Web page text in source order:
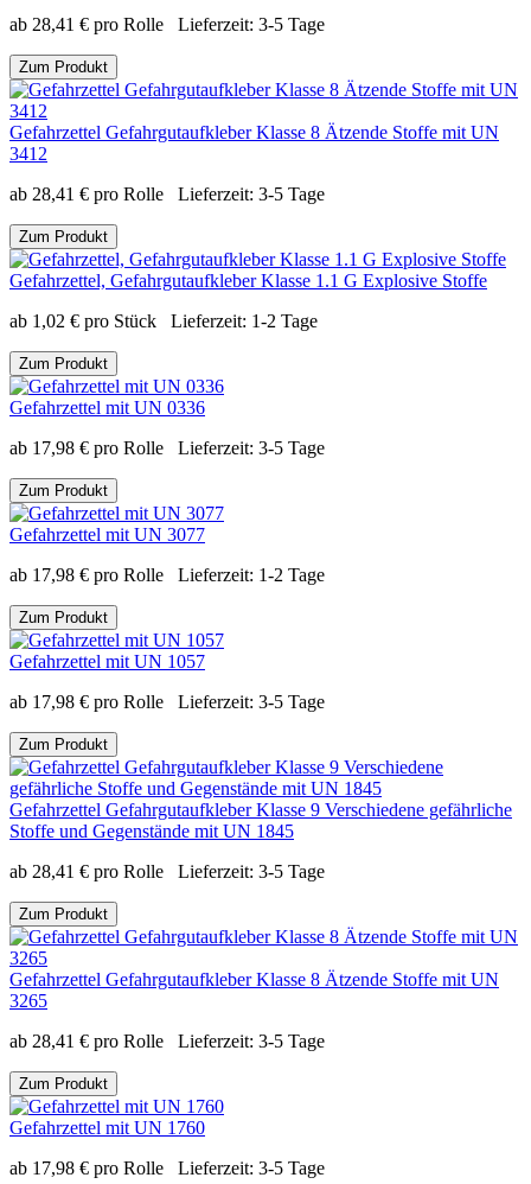
ab 28,41 € pro Rolle Lieferzeit: 3-5 Tage
Zum Produkt
Gefahrzettel Gefahrgutaufkleber Klasse 8 Ätzende Stoffe mit UN
3412
ab 28,41 € pro Rolle Lieferzeit: 3-5 Tage
Zum Produkt
Gefahrzettel, Gefahrgutaufkleber Klasse 1.1 G Explosive Stoffe
ab 1,02 € pro Stück Lieferzeit: 1-2 Tage
Zum Produkt
Gefahrzettel mit UN 0336
ab 17,98 € pro Rolle Lieferzeit: 3-5 Tage
Zum Produkt
Gefahrzettel mit UN 3077
ab 17,98 € pro Rolle Lieferzeit: 1-2 Tage
Zum Produkt
Gefahrzettel mit UN 1057
ab 17,98 € pro Rolle Lieferzeit: 3-5 Tage
Zum Produkt
Gefahrzettel Gefahrgutaufkleber Klasse 9 Verschiedene gefährliche
Stoffe und Gegenstände mit UN 1845
ab 28,41 € pro Rolle Lieferzeit: 3-5 Tage
Zum Produkt
Gefahrzettel Gefahrgutaufkleber Klasse 8 Ätzende Stoffe mit UN
3265
ab 28,41 € pro Rolle Lieferzeit: 3-5 Tage
Zum Produkt
Gefahrzettel mit UN 1760
ab 17,98 € pro Rolle Lieferzeit: 3-5 Tage